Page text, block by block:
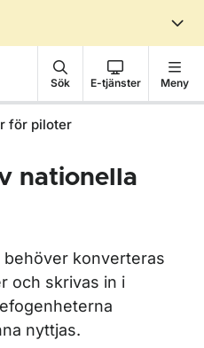
Sök E-tjänster Meny
för piloter
nationella
konverteras
och skrivas in i
nyttjas.